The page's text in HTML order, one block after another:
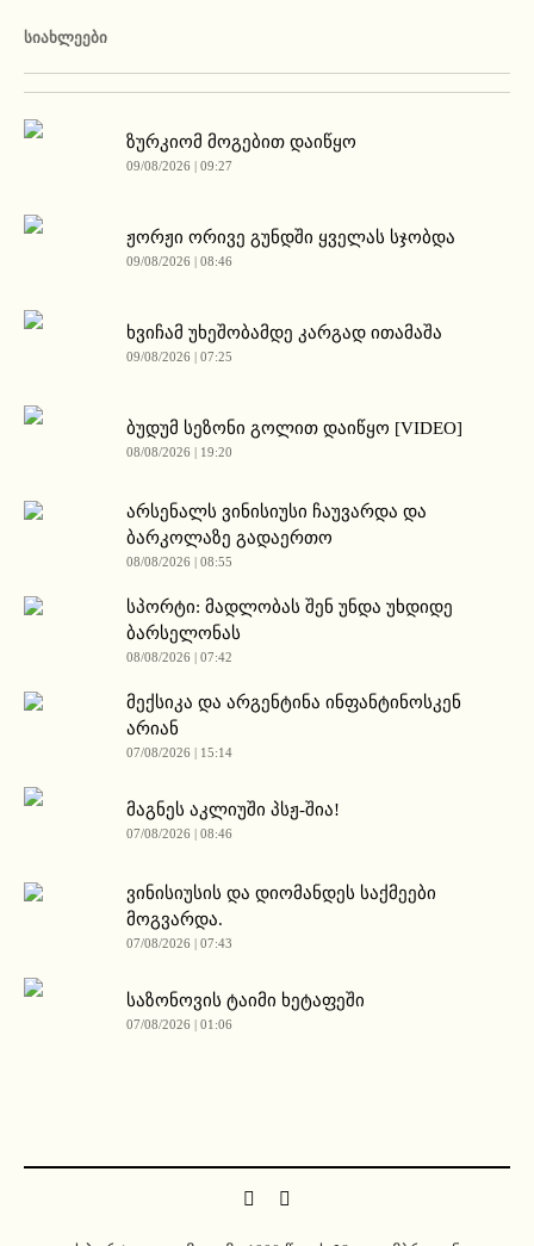
ᲡᲘᲐᲮᲚᲔᲔᲑᲘ
ზურკიომ მოგებით დაიწყო
09/08/2026 | 09:27
ჟორჟი ორივე გუნდში ყველას სჯობდა
09/08/2026 | 08:46
ხვიჩამ უხეშობამდე კარგად ითამაშა
09/08/2026 | 07:25
ბუდუმ სეზონი გოლით დაიწყო [VIDEO]
08/08/2026 | 19:20
არსენალს ვინისიუსი ჩაუვარდა და
ბარკოლაზე გადაერთო
08/08/2026 | 08:55
სპორტი: მადლობას შენ უნდა უხდიდე
ბარსელონას
08/08/2026 | 07:42
მექსიკა და არგენტინა ინფანტინოსკენ
არიან
07/08/2026 | 15:14
მაგნეს აკლიუში პსჟ-შია!
07/08/2026 | 08:46
ვინისიუსის და დიომანდეს საქმეები
მოგვარდა.
07/08/2026 | 07:43
საზონოვის ტაიმი ხეტაფეში
07/08/2026 | 01:06